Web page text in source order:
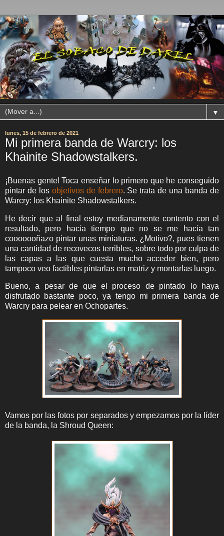
▼
lunes, 15 de febrero de 2021
Mi primera banda de Warcry: los
Khainite Shadowstalkers.
¡Buenas gente! Toca enseñar lo primero que he conseguido
pintar de los objetivos de febrero. Se trata de una banda de
Warcry: los Khainite Shadowstalkers.
He decir que al final estoy medianamente contento con el
resultado, pero hacía tiempo que no se me hacía tan
cooooooñazo pintar unas miniaturas. ¿Motivo?, pues tienen
una cantidad de recovecos terribles, sobre todo por culpa de
las capas a las que cuesta mucho acceder bien, pero
tampoco veo factibles pintarlas en matriz y montarlas luego.
Bueno, a pesar de que el proceso de pintado lo haya
disfrutado bastante poco, ya tengo mi primera banda de
Warcry para pelear en Ochopartes.
Vamos por las fotos por separados y empezamos por la líder
de la banda, la Shroud Queen: